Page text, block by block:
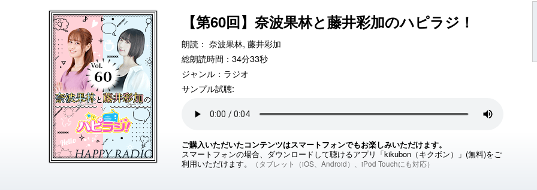
【第60回】奈波果林と藤井彩加のハピラジ！
朗読： 奈波果林, 藤井彩加
総朗読時間：34分33秒
ジャンル： ラジオ
サンプル試聴:
ご購入いただいたコンテンツはスマートフォンでもお楽しみいただけます。
スマートフォンの場合、ダウンロードして聴けるアプリ「kikubon（キクボン）」(無料)をご
利用いただけます。
（タブレット（iOS、Android）、iPod Touchにも対応）